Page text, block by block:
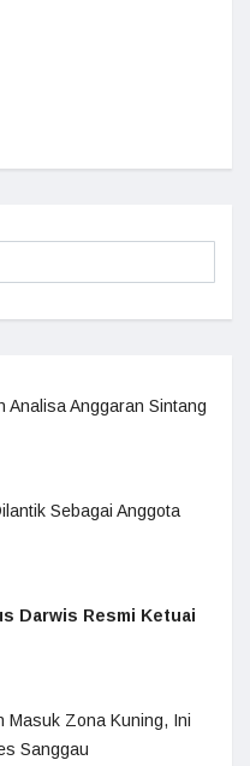
Analisa Anggaran Sintang
Sebagai Anggota
Darwis Resmi Ketuai
Masuk Zona Kuning, Ini
Sanggau